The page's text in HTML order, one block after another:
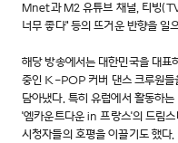
Mnet과 M2 유튜브 채널, 티빙
너무 좋다" 등의 뜨거운 반향을 일
해당 방송에서는 대한민국을 대
중인 K-POP 커버 댄스 크루원들
담아냈다. 특히 유럽에서 활동하
'엠카운트다운 in 프랑스'의 드림
시청자들의 호평을 이끌기도 했다.